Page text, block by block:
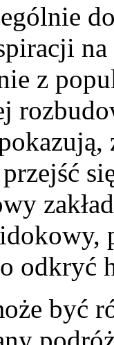
na
z
odkryć
być